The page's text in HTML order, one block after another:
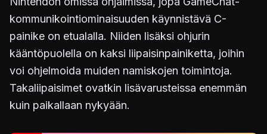
kommunikointiominaisuuden käynnistävä C-
painike on etualalla. Niiden lisäksi ohjurin
kääntöpuolella on kaksi liipaisinpainiketta, joihin
voi ohjelmoida muiden namiskojen toimintoja.
Takaliipaisimet ovatkin lisävarusteissa enemmän
kuin paikallaan nykyään.